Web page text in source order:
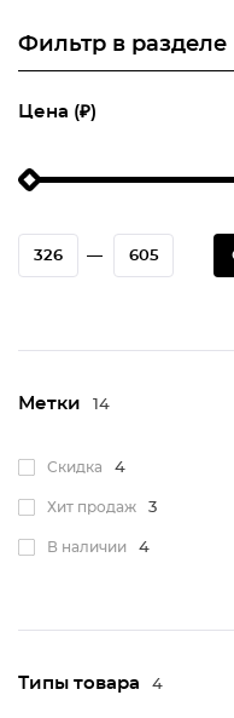
Фильтр в разделе
Цена (₽)
—
Метки 14
Скидка 4
Хит продаж 3
В наличии 4
Типы товара 4